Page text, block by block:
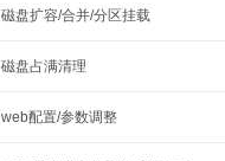
磁盘扩容/合并/分区挂载
磁盘占满清理
web配置/参数调整